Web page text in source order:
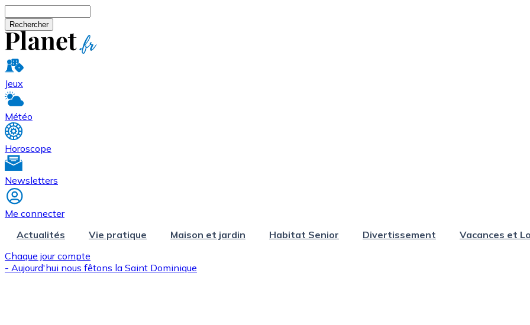
Jeux
Météo
Horoscope
Newsletters
Me connecter
Actualités
Vie pratique Maison et jardin Habitat Senior Divertissement
Vacances et
Chaque jour compte
- Aujourd'hui nous fêtons la Saint Dominique